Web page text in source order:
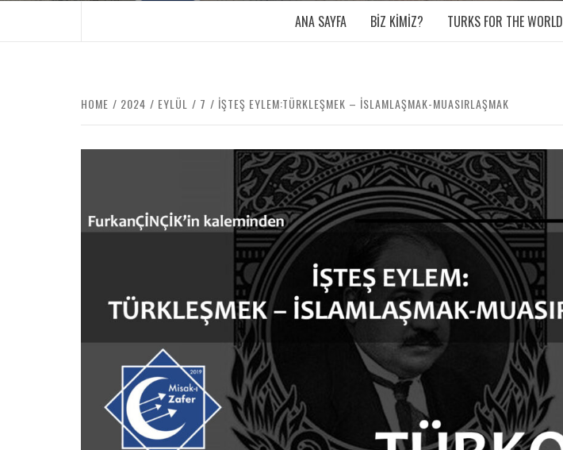
ANA SAYFA BIZ KIMIZ? TURKS FOR THE WORLD
HOME 2024 EYLÜL 7 İŞTEŞ EYLEM:TÜRKLEŞMEK – İSLAMLAŞMAK-MUASIRLAŞMAK